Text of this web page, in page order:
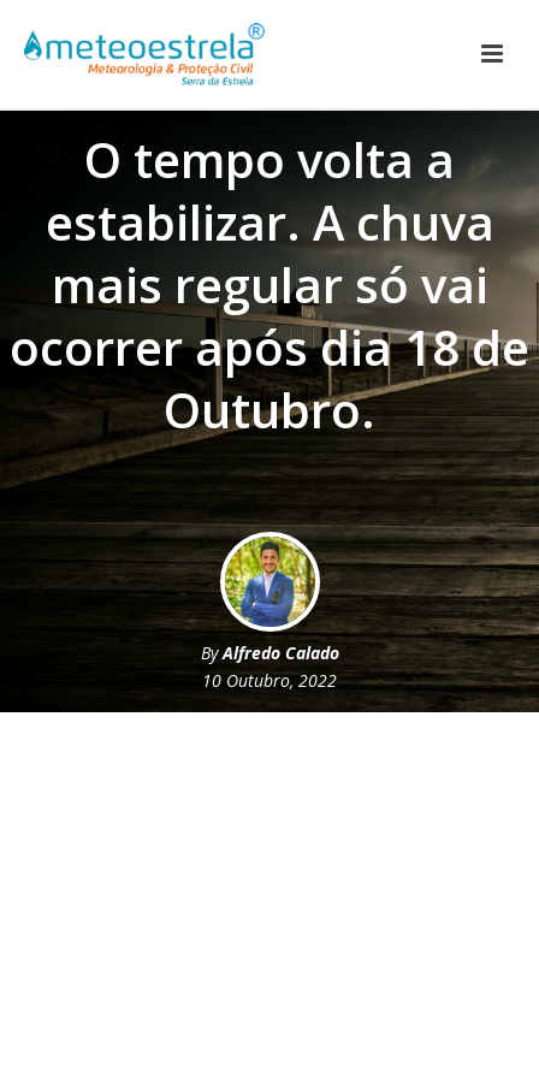
O tempo volta a
estabilizar. A chuva
mais regular só vai
ocorrer após dia 18 de
Outubro.
ByAlfredo Calado
10 Outubro, 2022